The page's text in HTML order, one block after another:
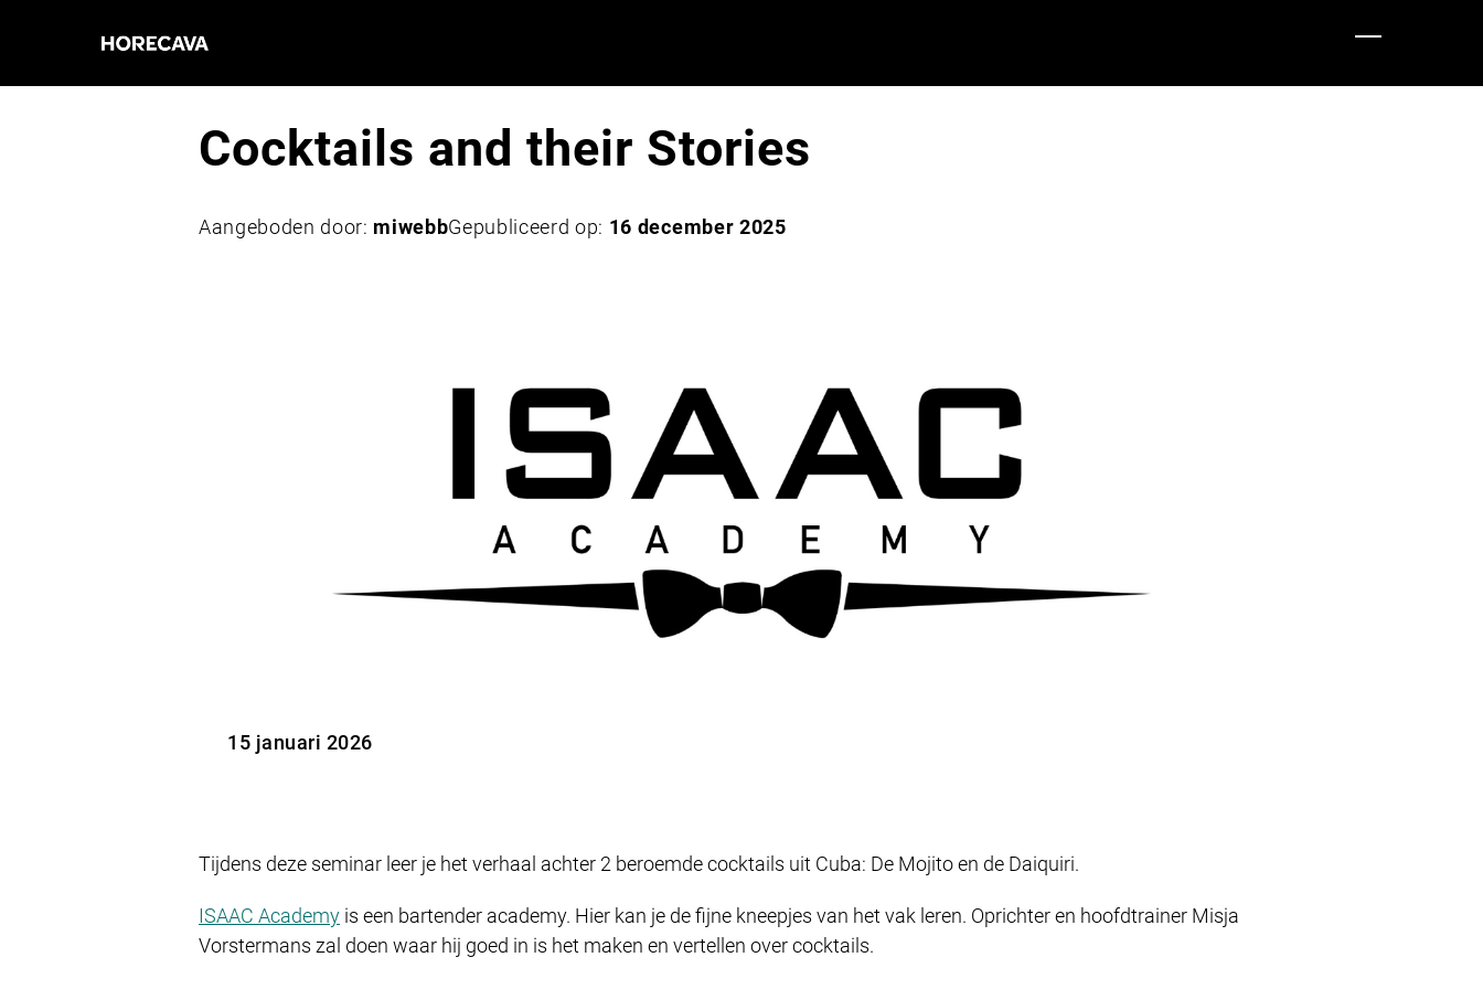
Cocktails and their Stories
Aangeboden door: miwebbGepubliceerd op: 16 december 2025
15 januari 2026
Tijdens deze seminar leer je het verhaal achter 2 beroemde cocktails uit Cuba: De Mojito en de Daiquiri.
ISAAC Academy is een bartender academy. Hier kan je de fijne kneepjes van het vak leren. Oprichter en hoofdtrainer Misja
Vorstermans zal doen waar hij goed in is het maken en vertellen over cocktails.